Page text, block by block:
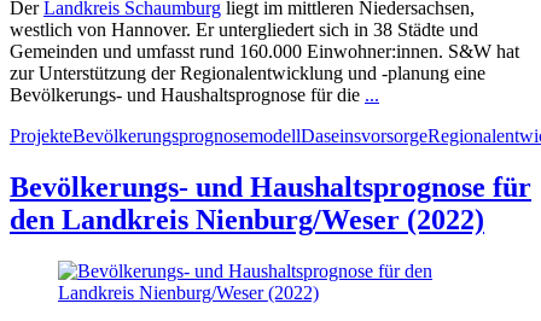
DerLandkreis Schaumburg liegt im mittleren Niedersachsen,
westlich von Hannover. Er untergliedert sich in 38 Städte und
Gemeinden und umfasst rund 160.000 Einwohner:innen. S&W hat
zur Unterstützung der Regionalentwicklung und -planung eine
Bevölkerungs- und Haushaltsprognose für die ...
ProjekteBevölkerungsprognosemodellDaseinsvorsorge
Bevölkerungs- und Haushaltsprognose für
den Landkreis Nienburg/Weser (2022)